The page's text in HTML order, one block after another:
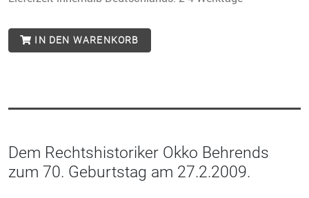
IN DEN WARENKORB
Dem Rechtshistoriker Okko Behrends
zum 70. Geburtstag am 27.2.2009.